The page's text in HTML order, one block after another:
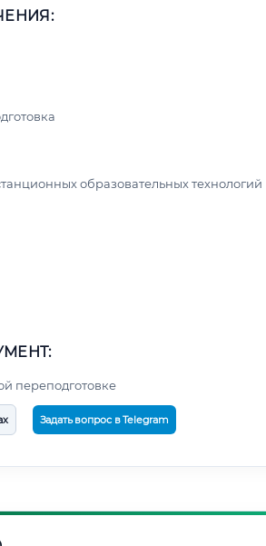
образовательных технологий
переподготовке
Задать вопрос в Telegram